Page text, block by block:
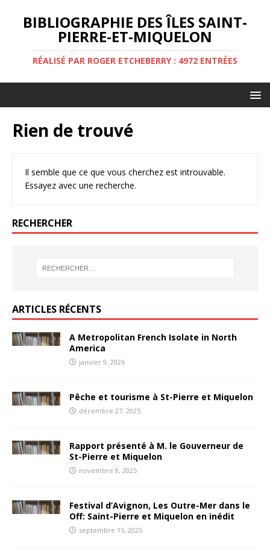
BIBLIOGRAPHIE DES ÎLES SAINT-
PIERRE-ET-MIQUELON
RÉALISÉ PAR ROGER ETCHEBERRY : 4972 ENTRÉES
Rien de trouvé
Il semble que ce que vous cherchez est introuvable.
Essayez avec une recherche.
RECHERCHER
ARTICLES RÉCENTS
A Metropolitan French Isolate in North
America
janvier 9, 2026
Pêche et tourisme à St-Pierre et Miquelon
décembre 27, 2025
Rapport présenté à M. le Gouverneur de
St-Pierre et Miquelon
novembre 8, 2025
Festival d’Avignon, Les Outre-Mer dans le
Off: Saint-Pierre et Miquelon en inédit
septembre 15, 2025